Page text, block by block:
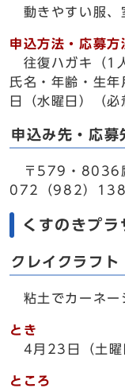
動きやすい服、
申込方法・応募方
往復ハガキ（1
氏名・年齢・生
日（水曜日）（
申込み先・応
〒579・8036
072（982）
くすのきプラ
クレイクラフト
粘土でカーネー
とき
4月23日（土曜
ところ